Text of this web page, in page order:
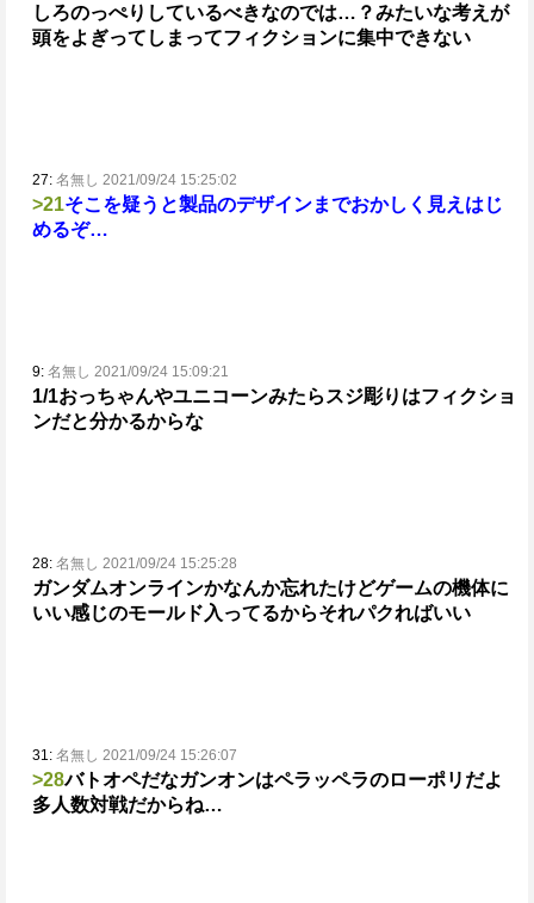
しろのっぺりしているべきなのでは…？みたいな考えが
頭をよぎってしまってフィクションに集中できない
27: 名無し 2021/09/24 15:25:02
>21そこを疑うと製品のデザインまでおかしく見えはじ
めるぞ…
9: 名無し 2021/09/24 15:09:21
1/1おっちゃんやユニコーンみたらスジ彫りはフィクショ
ンだと分かるからな
28: 名無し 2021/09/24 15:25:28
ガンダムオンラインかなんか忘れたけどゲームの機体に
いい感じのモールド入ってるからそれパクればいい
31: 名無し 2021/09/24 15:26:07
>28バトオペだなガンオンはペラッペラのローポリだよ
多人数対戦だからね…